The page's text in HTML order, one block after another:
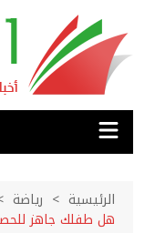
المحتوى
الرئيسية
رياضة
هل طفلك جاهز